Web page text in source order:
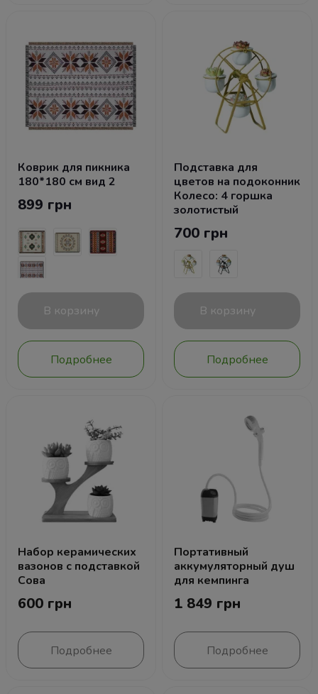
Коврик для пикника
180*180 см вид 2
899 грн
В корзину
Подробнее
Подставка для
цветов на подоконник
Колесо: 4 горшка
золотистый
700 грн
В корзину
Подробнее
Набор керамических
вазонов с подставкой
Сова
600 грн
Подробнее
Портативный
аккумуляторный душ
для кемпинга
1 849 грн
Подробнее